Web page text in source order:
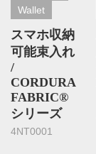
Wallet
スマホ収納
可能束入れ
/
CORDURA
FABRIC®
シリーズ
4NT0001